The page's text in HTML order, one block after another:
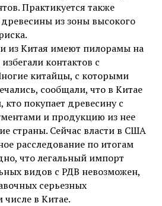
Практикуется также
из зоны высокого
Китая имеют пилорамы на
контактов с
китайцы, с которыми
сообщали, что в Китае
покупает древесину с
и продукцию из нее
страны. Сейчас власти в США
расследование по итогам
что легальный импорт
видов с РДВ невозможен,
серьезных
числе в Китае.